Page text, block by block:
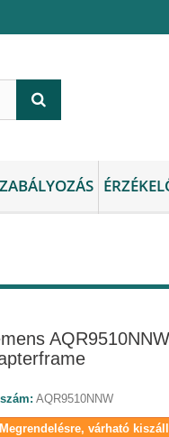
AQR9510NNW
AQR9510NNW
Megrendelésre, várható